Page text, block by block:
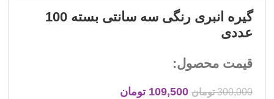
گیره انبری رنگی سه سانتی بسته 100
عددی
قیمت محصول:
300,000 تومان 109,500 تومان